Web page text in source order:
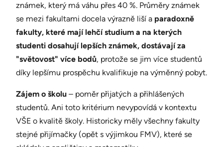
známek, který má váhu přes 40 %. Průměry známek
se mezi fakultami docela výrazně liší a paradoxně
fakulty, které mají lehčí studium a na kterých
studenti dosahují lepších známek, dostávají za
"světovost" více bodů, protože se jim více studentů
díky lepšímu prospěchu kvalifikuje na výměnný pobyt.
Zájem o školu – poměr přijatých a přihlášených
studentů. Ani toto kritérium nevypovídá v kontextu
VŠE o kvalitě školy. Historicky měly všechny fakulty
stejné přijímačky (opět s výjimkou FMV), které se